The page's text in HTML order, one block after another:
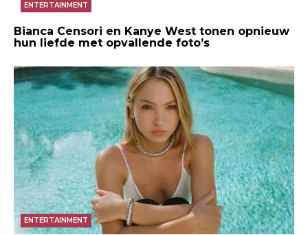
ENTERTAINMENT
Bianca Censori en Kanye West tonen opnieuw
hun liefde met opvallende foto’s
ENTERTAINMENT